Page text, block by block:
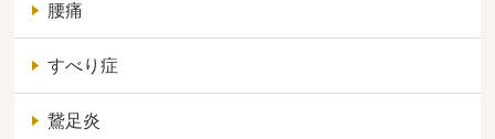
腰痛
すべり症
鵞足炎